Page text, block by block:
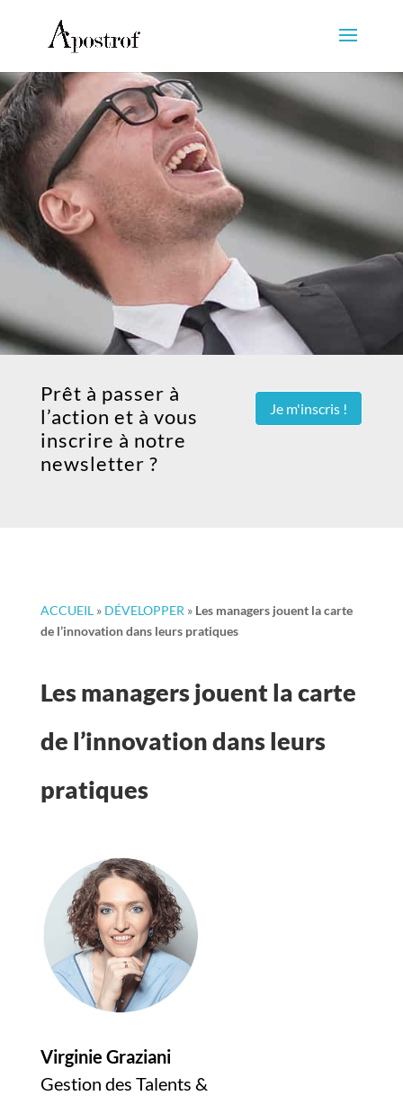
Prêt à passer à
l’action et à vous
inscrire à notre
newsletter ?
Je m'inscris !
ACCUEIL» DÉVELOPPER » Les managers jouent la carte
de l’innovation dans leurs pratiques
Les managers jouent la carte
de l’innovation dans leurs
pratiques
Virginie Graziani
Gestion des Talents &